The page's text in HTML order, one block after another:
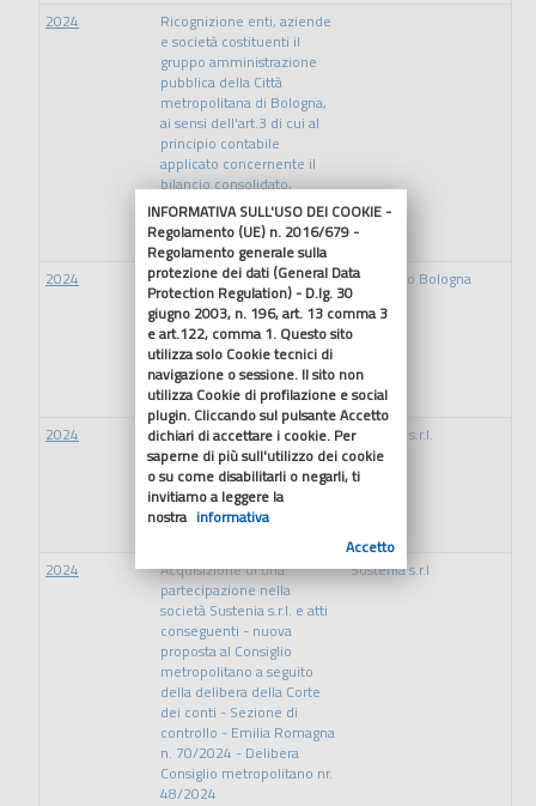
2024
Ricognizione enti, aziende
e società costituenti il
gruppo amministrazione
pubblica della Città
metropolitana di Bologna,
ai sensi dell'art.3 di cui al
principio contabile
applicato concernente il
bilancio consolidato,
allegato 4/4 al D.lgs.
118/2011. Aggiornamento
per l'esercizio 2024
2024
Condivisione Piano
strategico 2024 Atto
Sindacale 272 del
11/12/2024 sub A) Piano
strategico Interporto di
Bologna Spa sub B)
Premessa del Presidente
Interporto Bologna
S.p.A.
2024
Deliberazione 116 del
20/11/2024 della Corte dei
Conti relativa
all'acquisizione di una
quota di capitale sociale
Sustenia s.r.l.
2024
Acquisizione di una
partecipazione nella
società Sustenia s.r.l. e atti
conseguenti - nuova
proposta al Consiglio
metropolitano a seguito
della delibera della Corte
dei conti - Sezione di
controllo - Emilia Romagna
n. 70/2024 - Delibera
Consiglio metropolitano nr.
48/2024
Sustenia s.r.l
INFORMATIVA SULL'USO DEI COOKIE -
Regolamento (UE) n. 2016/679 -
Regolamento generale sulla
protezione dei dati (General Data
Protection Regulation) - D.lg. 30
giugno 2003, n. 196, art. 13 comma 3
e art.122, comma 1. Questo sito
utilizza solo Cookie tecnici di
navigazione o sessione. Il sito non
utilizza Cookie di profilazione e social
plugin. Cliccando sul pulsante Accetto
dichiari di accettare i cookie. Per
saperne di più sull'utilizzo dei cookie
o su come disabilitarli o negarli, ti
invitiamo a leggere la
nostra informativa
Accetto